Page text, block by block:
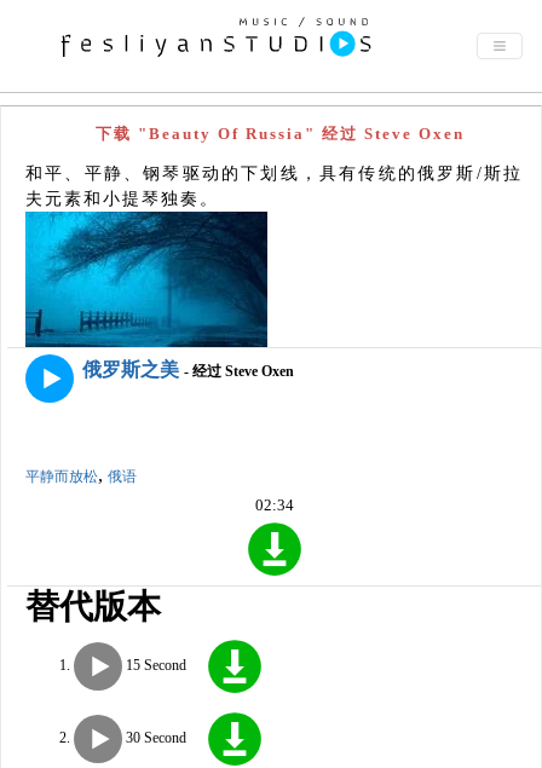
下载 "Beauty Of Russia" 经过 Steve Oxen
和平、平静、钢琴驱动的下划线，具有传统的俄罗斯/斯拉
夫元素和小提琴独奏。
俄罗斯之美 - 经过 Steve Oxen
平静而放松, 俄语
02:34
替代版本
15 Second
30 Second